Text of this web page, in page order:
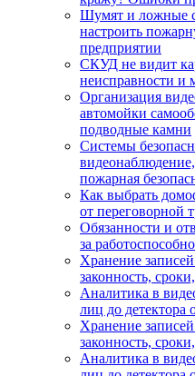
Шумят и ложные
настроить
предприятии
СКУД не видит
неисправности и
Организация
автомойки
подводные камни
Системы
пожарная
Как выбрать
от переговорной
Обязанности и
за
Хранение
законность,
Аналитика в
лиц до детектора
Хранение
законность,
Аналитика в